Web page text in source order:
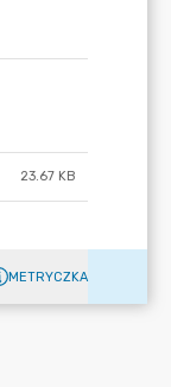
23.67 KB
METRYCZKA